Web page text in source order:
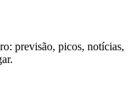
previsão, picos, notícias,